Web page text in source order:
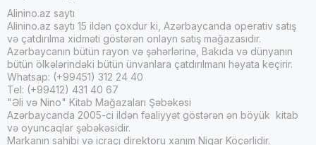
Alinino.az saytı
Alinino.az saytı 15 ildən çoxdur ki, Azərbaycanda operativ satış
və çatdırılma xidməti göstərən onlayn satış mağazasıdır.
Azərbaycanın bütün rayon və şəhərlərinə, Bakıda və dünyanın
bütün ölkələrindəki bütün ünvanlara çatdırılmanı həyata keçirir.
Whatsap: (+99451) 312 24 40
Tel: (+99412) 431 40 67
"Əli və Nino" Kitab Mağazaları Şəbəkəsi
Azərbaycanda 2005-ci ildən fəaliyyət göstərən ən böyük kitab
və oyuncaqlar şəbəkəsidir.
Markanın sahibi və icraçı direktoru xanım Nigar Köçərlidir.